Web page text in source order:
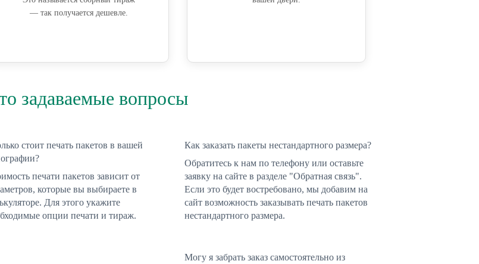
— так получается дешевле.
задаваемые вопросы
стоит печать пакетов в вашей
печати пакетов зависит от
которые вы выбираете в
Для этого укажите
опции печати и тираж.
Как заказать пакеты нестандартного размера?
Обратитесь к нам по телефону или оставьте
заявку на сайте в разделе "Обратная связь".
Если это будет востребовано, мы добавим на
сайт возможность заказывать печать пакетов
нестандартного размера.
Могу я забрать заказ самостоятельно из